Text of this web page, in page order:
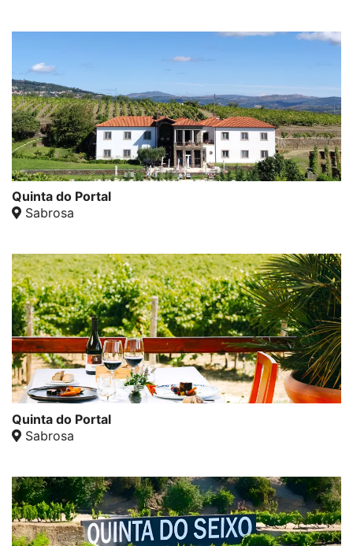
Quinta do Portal
Sabrosa
Quinta do Portal
Sabrosa